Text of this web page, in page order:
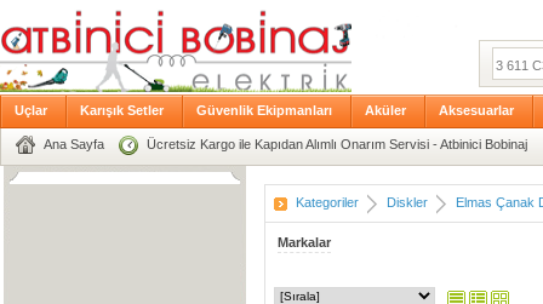
Uçlar Karışık Setler Güvenlik Ekipmanları Aküler Aksesuarlar
Ana Sayfa Ücretsiz Kargo ile Kapıdan Alımlı Onarım Servisi - Atbinici Bobinaj
Kategoriler Diskler Elmas Çanak
Markalar